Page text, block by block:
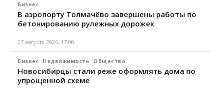
Бизнес
В аэропорту Толмачёво завершены работы по
бетонированию рулежных дорожек
07 августа 2026, 17:00
Бизнес Недвижимость Общество
Новосибирцы стали реже оформлять дома по
упрощенной схеме